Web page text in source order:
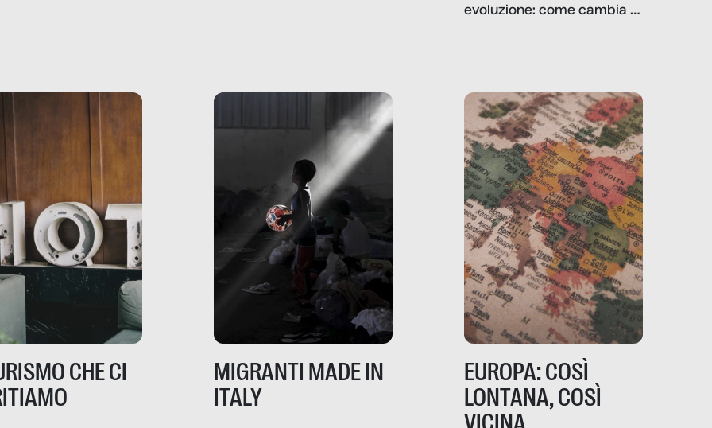
la sanità, la ristorazione,
la scuola, le fabbriche,
amministrazione, l’edilizia,
evoluzione: come cambia il
CHE CI
MIGRANTI MADE IN
ITALY
EUROPA: COSÌ
LONTANA, COSÌ